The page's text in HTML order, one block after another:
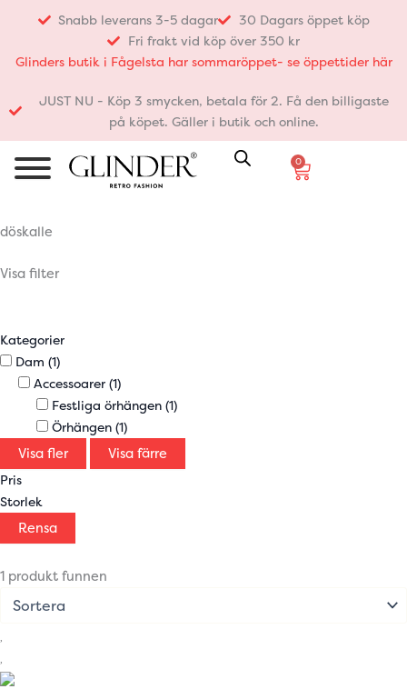
innehåll
Snabb leverans 3-5 dagar
30 Dagars öppet köp
Fri frakt vid köp över 350 kr
Glinders butik i Fågelsta har sommaröppet- se öppettider här
JUST NU - Köp 3 smycken, betala för 2. Få den billigaste
på köpet. Gäller i butik och online.
0
Varukorg
döskalle
Visa filter
Kategorier
Dam (1)
Accessoarer (1)
Festliga örhängen (1)
Örhängen (1)
Visa fler Visa färre
Pris
Storlek
Rensa
1 produkt funnen